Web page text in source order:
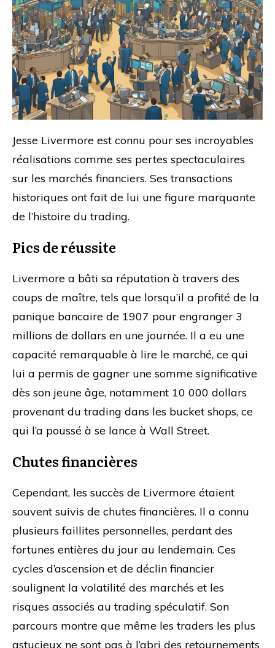
Jesse Livermore est connu pour ses incroyables
réalisations comme ses pertes spectaculaires
sur les marchés financiers. Ses transactions
historiques ont fait de lui une figure marquante
de l’histoire du trading.
Pics de réussite
Livermore a bâti sa réputation à travers des
coups de maître, tels que lorsqu’il a profité de la
panique bancaire de 1907 pour engranger 3
millions de dollars en une journée. Il a eu une
capacité remarquable à lire le marché, ce qui
lui a permis de gagner une somme significative
dès son jeune âge, notamment 10 000 dollars
provenant du trading dans les bucket shops, ce
qui l’a poussé à se lance à Wall Street.
Chutes financières
Cependant, les succès de Livermore étaient
souvent suivis de chutes financières. Il a connu
plusieurs faillites personnelles, perdant des
fortunes entières du jour au lendemain. Ces
cycles d’ascension et de déclin financier
soulignent la volatilité des marchés et les
risques associés au trading spéculatif. Son
parcours montre que même les traders les plus
astucieux ne sont pas à l’abri des retournements